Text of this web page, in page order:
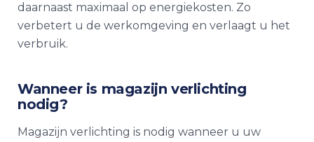
daarnaast maximaal op energiekosten. Zo
verbetert u de werkomgeving en verlaagt u het
verbruik.
Wanneer is magazijn verlichting
nodig?
Magazijn verlichting is nodig wanneer u uw